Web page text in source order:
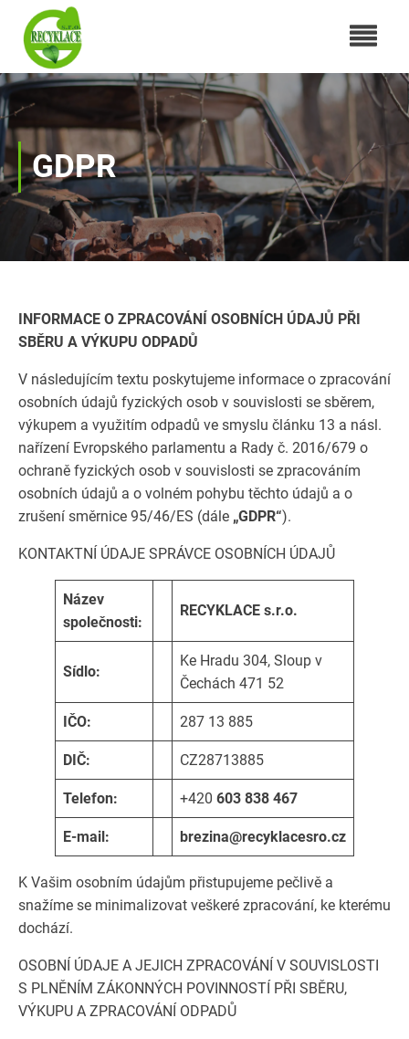
GDPR
INFORMACE O ZPRACOVÁNÍ OSOBNÍCH ÚDAJŮ PŘI
SBĚRU A VÝKUPU ODPADŮ
V následujícím textu poskytujeme informace o zpracování
osobních údajů fyzických osob v souvislosti se sběrem,
výkupem a využitím odpadů ve smyslu článku 13 a násl.
nařízení Evropského parlamentu a Rady č. 2016/679 o
ochraně fyzických osob v souvislosti se zpracováním
osobních údajů a o volném pohybu těchto údajů a o
zrušení směrnice 95/46/ES (dále „GDPR“).
KONTAKTNÍ ÚDAJE SPRÁVCE OSOBNÍCH ÚDAJŮ
Název
společnosti:
RECYKLACE s.r.o.
Sídlo:
Ke Hradu 304, Sloup v
Čechách 471 52
IČO: 287 13 885
DIČ: CZ28713885
Telefon: +420 603 838 467
E-mail: brezina@recyklacesro.cz
K Vašim osobním údajům přistupujeme pečlivě a
snažíme se minimalizovat veškeré zpracování, ke kterému
dochází.
OSOBNÍ ÚDAJE A JEJICH ZPRACOVÁNÍ V SOUVISLOSTI
S PLNĚNÍM ZÁKONNÝCH POVINNOSTÍ PŘI SBĚRU,
VÝKUPU A ZPRACOVÁNÍ ODPADŮ